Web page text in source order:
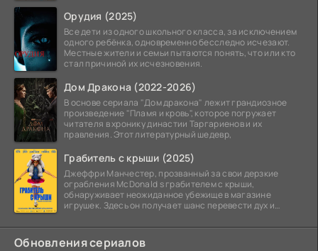
Орудия (2025)
Все дети из одного школьного класса, за исключением
одного ребёнка, одновременно бесследно исчезают.
Местные жители и семьи пытаются понять, что или кто
стал причиной их исчезновения.
Дом Дракона (2022-2026)
В основе сериала "Дом дракона" лежит грандиозное
произведение "Пламя и кровь", которое погружает
читателя в хронику династии Таргариенов и их
правления. Этот литературный шедевр,
Грабитель с крыши (2025)
Джеффри Манчестер, прозванный за свои дерзкие
ограбления McDonald s грабителем с крыши,
обнаруживает неожиданное убежище в магазине
игрушек. Здесь он получает шанс перевести дух и
Обновления сериалов